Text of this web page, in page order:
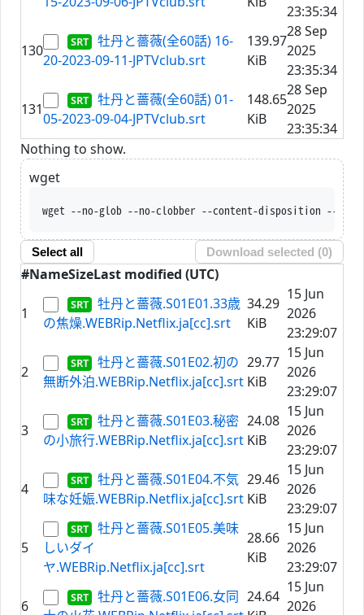
23:35:34
130
牡丹と薔薇(全60話) 16-
20-2023-09-11-JPTVclub.srt
139.97
KiB
28 Sep
2025
23:35:34
131
牡丹と薔薇(全60話) 01-
05-2023-09-04-JPTVclub.srt
148.65
KiB
28 Sep
2025
23:35:34
Nothing to show.
wget
wget --no-glob --no-
Select all Download selected (0)
#NameSizeLast modified (UTC)
1
牡丹と薔薇.S01E01.33歳
の焦燥.WEBRip.Netflix.ja[cc].srt
34.29
KiB
15 Jun
2026
23:29:07
2
牡丹と薔薇.S01E02.初の
無断外泊.WEBRip.Netflix.ja[cc].srt
29.77
KiB
15 Jun
2026
23:29:07
3
牡丹と薔薇.S01E03.秘密
の小旅行.WEBRip.Netflix.ja[cc].srt
24.08
KiB
15 Jun
2026
23:29:07
4
牡丹と薔薇.S01E04.不気
味な妊娠.WEBRip.Netflix.ja[cc].srt
29.46
KiB
15 Jun
2026
23:29:07
5
牡丹と薔薇.S01E05.美味
しいダイ
ヤ.WEBRip.Netflix.ja[cc].srt
28.66
KiB
15 Jun
2026
23:29:07
6
牡丹と薔薇.S01E06.女同 24.64
15 Jun
2026